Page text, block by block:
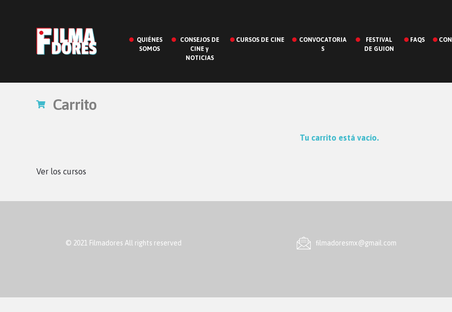
QUIÉNES
SOMOS
CONSEJOS DE
CINE y
NOTICIAS
CURSOS DE CINE
CONVOCATORIA
S
FESTIVAL
DE GUION
FAQS
Carrito
Tu carrito está vacío.
Ver los cursos
© 2021 Filmadores All rights reserved ﬁlmadoresmx@gmail.com